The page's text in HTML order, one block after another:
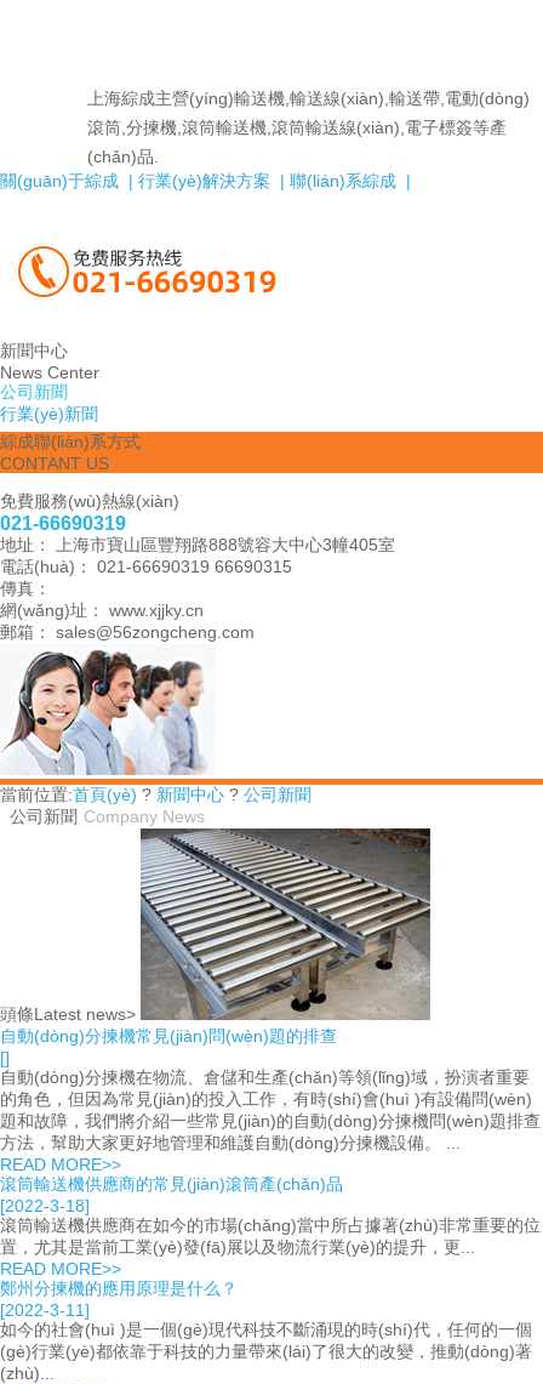
上海綜成主營(yíng)輸送機,輸送線(xiàn),輸送帶,電動(dòng)
滾筒,分揀機,滾筒輸送機,滾筒輸送線(xiàn),電子標簽等產
(chǎn)品.
關(guān)于綜成 | 行業(yè)解決方案 | 聯(lián)系綜成 |
新聞中心
News Center
公司新聞
行業(yè)新聞
綜成聯(lián)系方式
CONTANT US
免費服務(wù)熱線(xiàn)
021-66690319
地址： 上海市寶山區豐翔路888號容大中心3幢405室
電話(huà)： 021-66690319 66690315
傳真：
網(wǎng)址： www.xjjky.cn
郵箱： sales@56zongcheng.com
當前位置:首頁(yè) ? 新聞中心 ? 公司新聞
公司新聞 Company News
頭條Latest news>
自動(dòng)分揀機常見(jiàn)問(wèn)題的排查
[]
自動(dòng)分揀機在物流、倉儲和生產(chǎn)等領(lǐng)域，扮演者重要
的角色，但因為常見(jiàn)的投入工作，有時(shí)會(huì )有設備問(wèn)
題和故障，我們將介紹一些常見(jiàn)的自動(dòng)分揀機問(wèn)題排查
方法，幫助大家更好地管理和維護自動(dòng)分揀機設備。 ...
READ MORE>>
滾筒輸送機供應商的常見(jiàn)滾筒產(chǎn)品
[2022-3-18]
滾筒輸送機供應商在如今的市場(chǎng)當中所占據著(zhù)非常重要的位
置，尤其是當前工業(yè)發(fā)展以及物流行業(yè)的提升，更...
READ MORE>>
鄭州分揀機的應用原理是什么？
[2022-3-11]
如今的社會(huì )是一個(gè)現代科技不斷涌現的時(shí)代，任何的一個
(gè)行業(yè)都依靠于科技的力量帶來(lái)了很大的改變，推動(dòng)著
(zhù)...